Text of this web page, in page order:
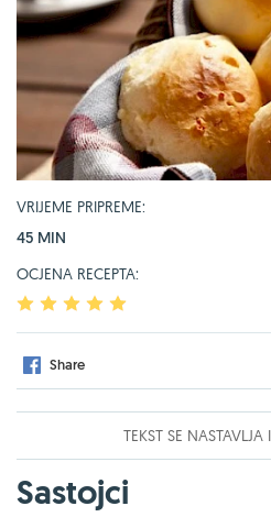
VRIJEME PRIPREME:
45 MIN
OCJENA RECEPTA:
2 3 4
Share
TEKST SE
Sastojci